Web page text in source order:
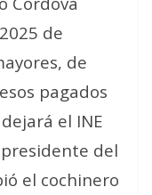
de
de
pagados
el INE
del
el cochinero